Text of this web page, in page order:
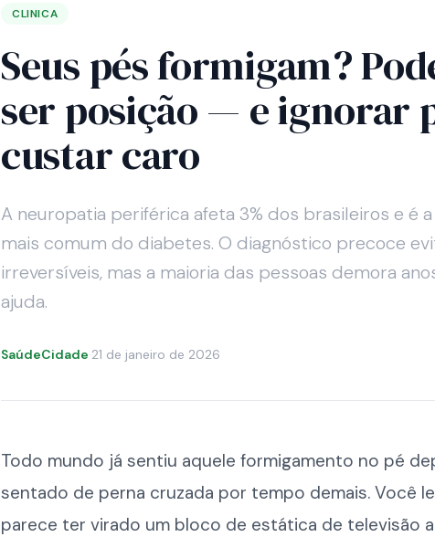
CLINICA
Seus pés formigam?
ser posição — e ignorar
custar caro
A neuropatia periférica afeta 3% dos brasileiros e é
mais comum do diabetes. O diagnóstico precoce
irreversíveis, mas a maioria das pessoas demora
ajuda.
SaúdeCidade·21 de janeiro de 2026
Todo mundo já sentiu aquele formigamento no pé
sentado de perna cruzada por tempo demais. Você
parece ter virado um bloco de estática de televisão